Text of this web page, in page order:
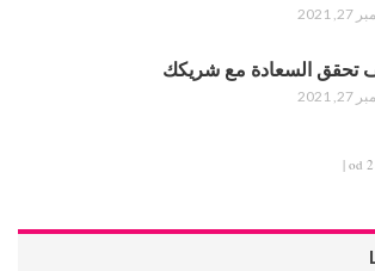
2021
تحقق السعادة مع شريكك
2021